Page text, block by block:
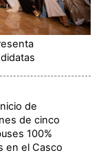
de
de cinco
100%
en el Casco